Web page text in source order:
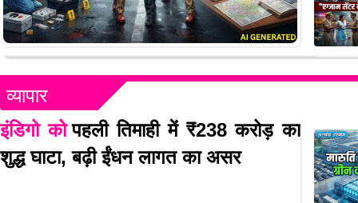
व्यापार
इंडिगो को पहली तिमाही में ₹238 करोड़ का
शुद्ध घाटा, बढ़ी ईंधन लागत का असर